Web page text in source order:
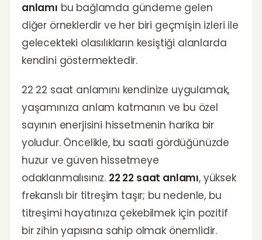
anlamı bu bağlamda gündeme gelen
diğer örneklerdir ve her biri geçmişin izleri ile
gelecekteki olasılıkların kesiştiği alanlarda
kendini göstermektedir.
22 22 saat anlamını kendinize uygulamak,
yaşamınıza anlam katmanın ve bu özel
sayının enerjisini hissetmenin harika bir
yoludur. Öncelikle, bu saati gördüğünüzde
huzur ve güven hissetmeye
odaklanmalısınız. 22 22 saat anlamı, yüksek
frekanslı bir titreşim taşır; bu nedenle, bu
titreşimi hayatınıza çekebilmek için pozitif
bir zihin yapısına sahip olmak önemlidir.